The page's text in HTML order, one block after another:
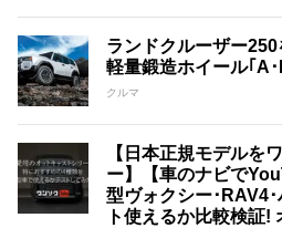
ランドクルーザー
軽量鍛造ホイール｢A
クルマ
【日本正規モデルを
ー】【車のナビで
型ヴォクシー･RAV4
ト使えるか比較検証!